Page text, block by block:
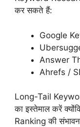
कर सकते हैं:
Google
Answer
Ahrefs /
Long-Tail
का इस्तेमाल करें
Ranking की